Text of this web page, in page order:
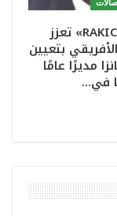
شركة «RAKICT» تعزز
بتعيين
مديرًا عامًا
في…